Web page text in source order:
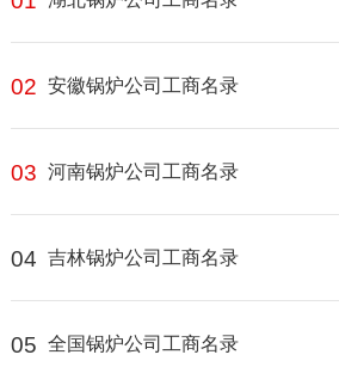
02 安徽锅炉公司工商名录
03 河南锅炉公司工商名录
04 吉林锅炉公司工商名录
05 全国锅炉公司工商名录